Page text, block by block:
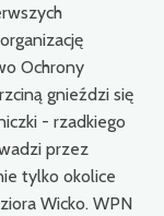
Ochrony
gnieździ się
- rzadkiego
przez
tylko okolice
Wicko. WPN